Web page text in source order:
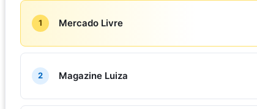
1 Mercado Livre
2 Magazine Luiza